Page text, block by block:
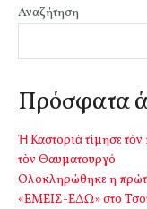
Αναζήτηση
Πρόσφατα
Ἡ Καστοριὰ τίμησε
τὸν Θαυματουργό
Ολοκληρώθηκε η
«ΕΜΕΙΣ-ΕΔΩ» στο